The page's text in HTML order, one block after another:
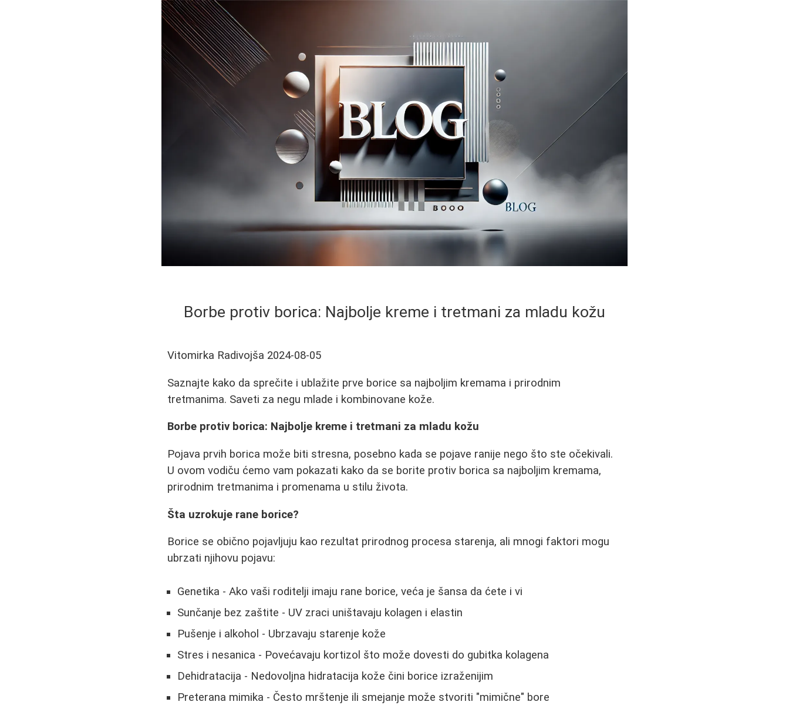
Borbe protiv borica: Najbolje kreme i tretmani za mladu kožu
Vitomirka Radivojša 2024-08-05
Saznajte kako da sprečite i ublažite prve borice sa najboljim kremama i prirodnim
tretmanima. Saveti za negu mlade i kombinovane kože.
Borbe protiv borica: Najbolje kreme i tretmani za mladu kožu
Pojava prvih borica može biti stresna, posebno kada se pojave ranije nego što ste očekivali.
U ovom vodiču ćemo vam pokazati kako da se borite protiv borica sa najboljim kremama,
prirodnim tretmanima i promenama u stilu života.
Šta uzrokuje rane borice?
Borice se obično pojavljuju kao rezultat prirodnog procesa starenja, ali mnogi faktori mogu
ubrzati njihovu pojavu:
Genetika - Ako vaši roditelji imaju rane borice, veća je šansa da ćete i vi
Sunčanje bez zaštite - UV zraci uništavaju kolagen i elastin
Pušenje i alkohol - Ubrzavaju starenje kože
Stres i nesanica - Povećavaju kortizol što može dovesti do gubitka kolagena
Dehidratacija - Nedovoljna hidratacija kože čini borice izraženijim
Preterana mimika - Često mrštenje ili smejanje može stvoriti "mimične" bore